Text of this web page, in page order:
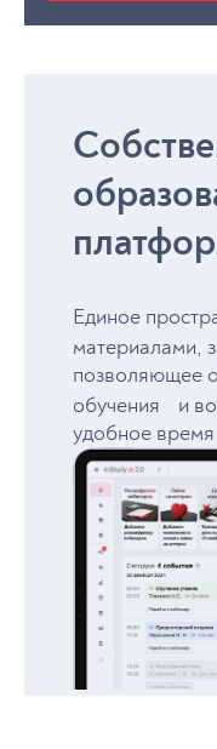
Теория и
Статистические
Качественные
творчества
Единое
материалами,
позволяющее
обучения и
удобное время